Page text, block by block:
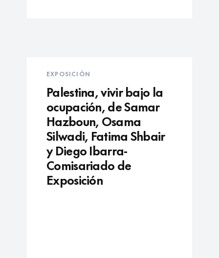
EXPOSICIÓN
Palestina, vivir bajo la
ocupación, de Samar
Hazboun, Osama
Silwadi, Fatima Shbair
y Diego Ibarra-
Comisariado de
Exposición